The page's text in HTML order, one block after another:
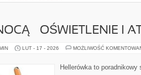
– OŚWIETLENIE I
LUT - 17 - 2026 MOŻLIWOŚĆ
Hellerówka to